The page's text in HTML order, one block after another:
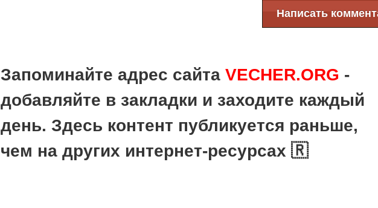
Написать
Запоминайте адрес сайтаVECHER.ORG -
добавляйте в закладки и заходите каждый
день. Здесь контент публикуется раньше,
чем на других интернет-ресурсах 🇷